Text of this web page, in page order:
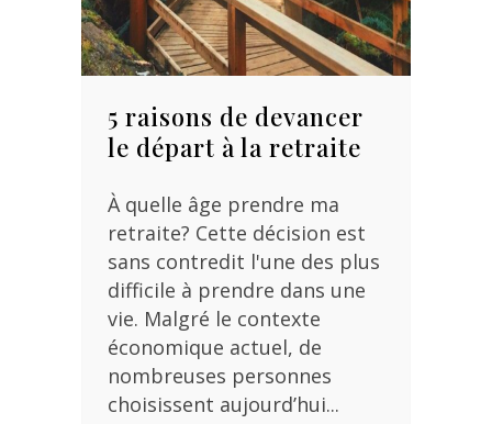
5 raisons de devancer
le départ à la retraite
À quelle âge prendre ma
retraite? Cette décision est
sans contredit l'une des plus
difficile à prendre dans une
vie. Malgré le contexte
économique actuel, de
nombreuses personnes
choisissent aujourd’hui...